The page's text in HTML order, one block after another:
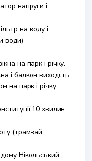
напруги і
на воду і
води)
на парк і річку.
і балкон виходять
на парк і річку.
10 хвилин
(трамвай,
Нікольський,